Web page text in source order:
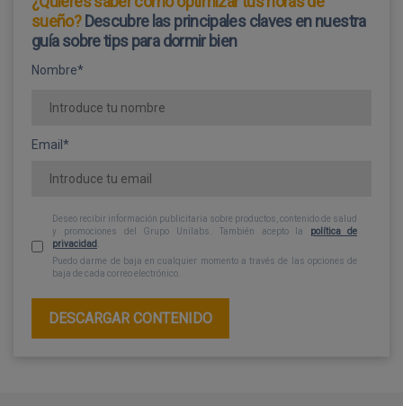
sueño? Descubre las principales claves en nuestra
guía sobre tips para dormir bien
Nombre*
Email*
Deseo recibir información publicitaria sobre productos, contenido de salud
y promociones del Grupo Unilabs. También acepto la política de
privacidad
Puedo darme de baja en cualquier momento a través de las opciones de
baja de cada correo electrónico.